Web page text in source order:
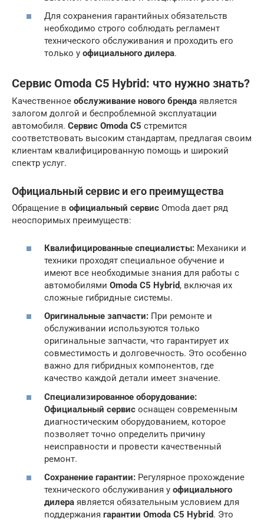
Для сохранения гарантийных обязательств
необходимо строго соблюдать регламент
технического обслуживания и проходить его
только у официального дилера.
Сервис Omoda C5 Hybrid: что нужно знать?
Качественное обслуживание нового бренда является
залогом долгой и беспроблемной эксплуатации
автомобиля. Сервис Omoda C5 стремится
соответствовать высоким стандартам, предлагая своим
клиентам квалифицированную помощь и широкий
спектр услуг.
Официальный сервис и его преимущества
Обращение в официальный сервис Omoda дает ряд
неоспоримых преимуществ:
Квалифицированные специалисты: Механики и
техники проходят специальное обучение и
имеют все необходимые знания для работы с
автомобилями Omoda C5 Hybrid, включая их
сложные гибридные системы.
Оригинальные запчасти: При ремонте и
обслуживании используются только
оригинальные запчасти, что гарантирует их
совместимость и долговечность. Это особенно
важно для гибридных компонентов, где
качество каждой детали имеет значение.
Специализированное оборудование:
Официальный сервис оснащен современным
диагностическим оборудованием, которое
позволяет точно определить причину
неисправности и провести качественный
ремонт.
Сохранение гарантии: Регулярное прохождение
технического обслуживания у официального
дилера является обязательным условием для
поддержания гарантии Omoda C5 Hybrid. Это